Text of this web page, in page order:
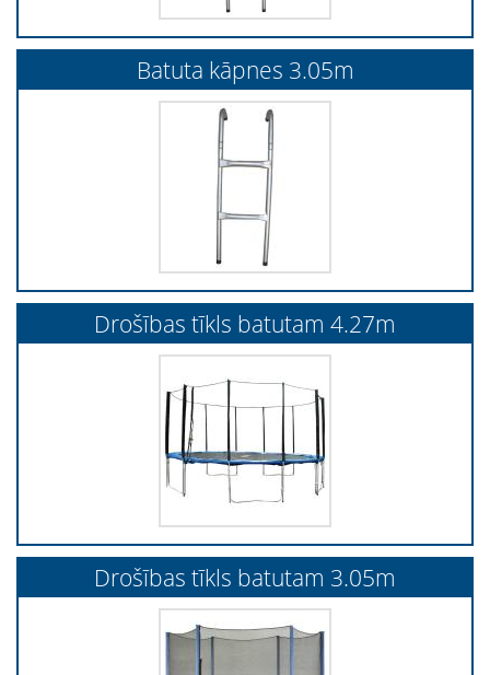
Batuta kāpnes 3.05m
Drošības tīkls batutam 4.27m
Drošības tīkls batutam 3.05m